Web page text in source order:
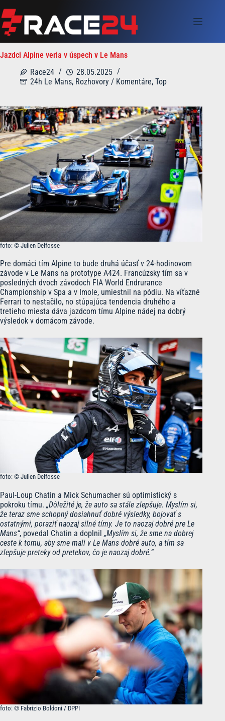
to
content
Jazdci Alpine veria v úspech v Le Mans
Race24
28.05.2025
24h Le Mans, Rozhovory / Komentáre, Top
foto: © Julien Delfosse
Pre domáci tím Alpine to bude druhá účasť v 24-hodinovom
závode v Le Mans na prototype A424. Francúzsky tím sa v
posledných dvoch závodoch FIA World Endrurance
Championship v Spa a v Imole, umiestnil na pódiu. Na víťazné
Ferrari to nestačilo, no stúpajúca tendencia druhého a
tretieho miesta dáva jazdcom tímu Alpine nádej na dobrý
výsledok v domácom závode.
foto: © Julien Delfosse
Paul-Loup Chatin a Mick Schumacher sú optimistický s
pokroku tímu. „Dôležité je, že auto sa stále zlepšuje. Myslím si,
že teraz sme schopný dosiahnuť dobré výsledky, bojovať s
ostatnými, poraziť naozaj silné tímy. Je to naozaj dobré pre Le
Mans“, povedal Chatin a doplnil „Myslím si, že sme na dobrej
ceste k tomu, aby sme mali v Le Mans dobré auto, a tím sa
zlepšuje preteky od pretekov, čo je naozaj dobré.“
foto: © Fabrizio Boldoni / DPPI